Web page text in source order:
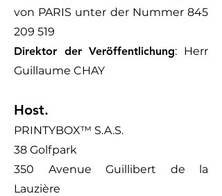
von PARIS unter der Nummer 845
209 519
Direktor der Veröffentlichung: Herr
Guillaume CHAY
Host.
PRINTYBOX™ S.A.S.
38 Golfpark
350 Avenue Guillibert de la
Lauzière